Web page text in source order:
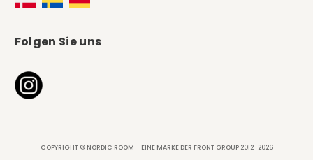
Folgen Sie uns
COPYRIGHT © NORDIC ROOM – EINE MARKE DER FRONT GROUP 2012–2026